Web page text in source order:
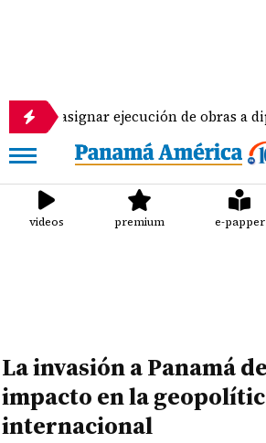
asignar ejecución de obras a diputados
videos premium e-papper
La invasión a Panamá
impacto en la
internacional